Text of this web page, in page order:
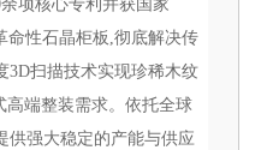
项核心专利并获国家
命性石晶柜板,彻底解决传
3D扫描技术实现珍稀木纹
高端整装需求。依托全球
供强大稳定的产能与供应